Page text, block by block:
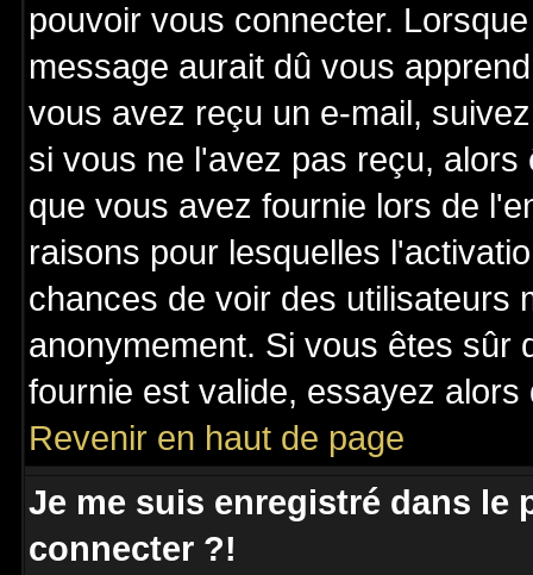
pouvoir vous connecter.
message aurait dû vous
vous avez reçu un e-mail,
si vous ne l'avez pas reçu,
que vous avez fournie lors de
raisons pour lesquelles
chances de voir des utilisateurs
anonymement. Si vous êtes sûr
fournie est valide, essayez
Revenir en haut de page
Je me suis enregistré dans le
connecter ?!